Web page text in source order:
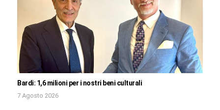
Bardi: 1,6 milioni per i nostri beni culturali
7 Agosto 2026